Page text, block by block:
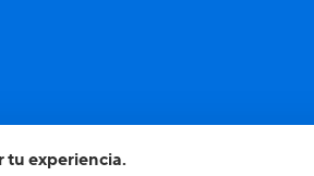
Otorgo mi consentimiento para
tu experiencia.